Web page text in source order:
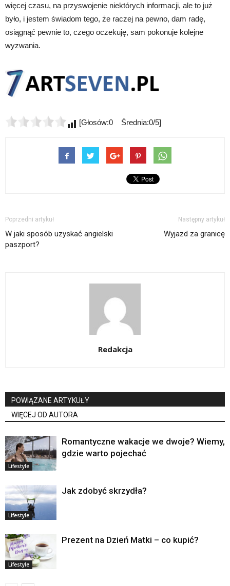
więcej czasu, na przyswojenie niektórych informacji, ale to już
było, i jestem świadom tego, że raczej na pewno, dam radę,
osiągnąć pewnie to, czego oczekuję, sam pokonuje kolejne
wyzwania.
[Głosów:0 Średnia:0/5]
Poprzedni artykuł
W jaki sposób uzyskać angielski
paszport?
Następny artykuł
Wyjazd za granicę
Redakcja
POWIĄZANE ARTYKUŁY
WIĘCEJ OD AUTORA
Lifestyle
Romantyczne wakacje we dwoje? Wiemy,
gdzie warto pojechać
Lifestyle
Jak zdobyć skrzydła?
Lifestyle
Prezent na Dzień Matki – co kupić?